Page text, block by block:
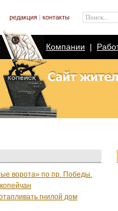
редакция| контакты Поиск...
Компании |
ворота» по пр. Победы.
гнилой дом